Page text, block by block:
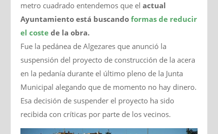
metro cuadrado entendemos que el actual
Ayuntamiento está buscandoformas de reducir
el coste de la obra.
Fue la pedánea de Algezares que anunció la
suspensión del proyecto de construcción de la acera
en la pedanía durante el último pleno de la Junta
Municipal alegando que de momento no hay dinero.
Esa decisión de suspender el proyecto ha sido
recibida con críticas por parte de los vecinos.